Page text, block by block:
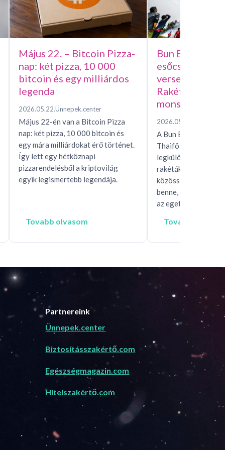
Május 22. – Bitcoin Pizza-
nap: két pizza, 10 000
bitcoin és egy milliárdos
legenda
2026.05.22.Ünnepek.center
Május 22-én van a Bitcoin Pizza
nap: két pizza, 10 000 bitcoin és
egy mára milliárdokat érő történet.
Így lett egy hétköznapi
pizzarendelésből a kriptovilág
egyik legismertebb legendája.
Tovabb olvasom
Bun Bang Fai –
esőcsináló
versenye,
monszunért
2026.05.15.
A Bun Bang Fai
Thaiföld és Laosz
legkülönösebb
rakéták, mítoszok,
közösségi rítusok
benne, miközben
az eget, hogy…
Tovabb
Partnereink
Ünnepek.center
Biztosításszakértő.com
Egészségmagazin.com
Hitelszakértő.com